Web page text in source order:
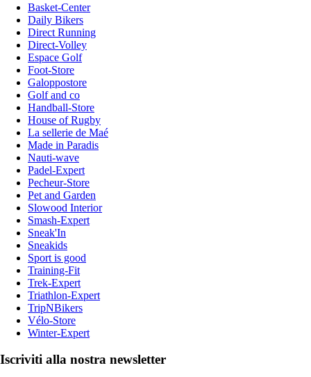
Basket-Center
Daily Bikers
Direct Running
Direct-Volley
Espace Golf
Foot-Store
Galoppostore
Golf and co
Handball-Store
House of Rugby
La sellerie de Maé
Made in Paradis
Nauti-wave
Padel-Expert
Pecheur-Store
Pet and Garden
Slowood Interior
Smash-Expert
Sneak'In
Sneakids
Sport is good
Training-Fit
Trek-Expert
Triathlon-Expert
TripNBikers
Vélo-Store
Winter-Expert
Iscriviti alla nostra newsletter